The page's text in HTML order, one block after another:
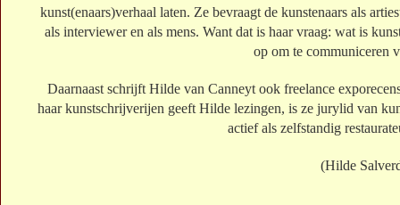
kunst(enaars)verhaal laten. Ze bevraagt de kunstenaars als
als interviewer en als mens. Want dat is haar vraag: wat is
op om te communiceren
Daarnaast schrijft Hilde van Canneyt ook freelance
haar kunstschrijverijen geeft Hilde lezingen, is ze jurylid van
actief als zelfstandig
(Hilde